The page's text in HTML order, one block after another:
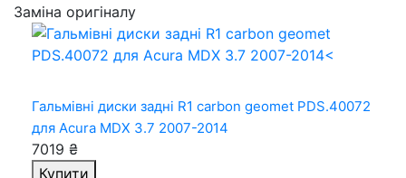
Заміна оригіналу
Гальмівні диски задні R1 carbon geomet PDS.40072
для Acura MDX 3.7 2007-2014
7019 ₴
Купити